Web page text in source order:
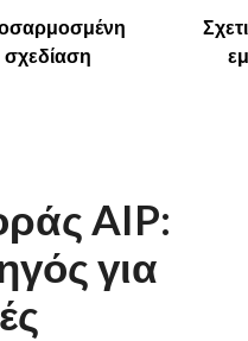
σχεδίαση
AIP:
για